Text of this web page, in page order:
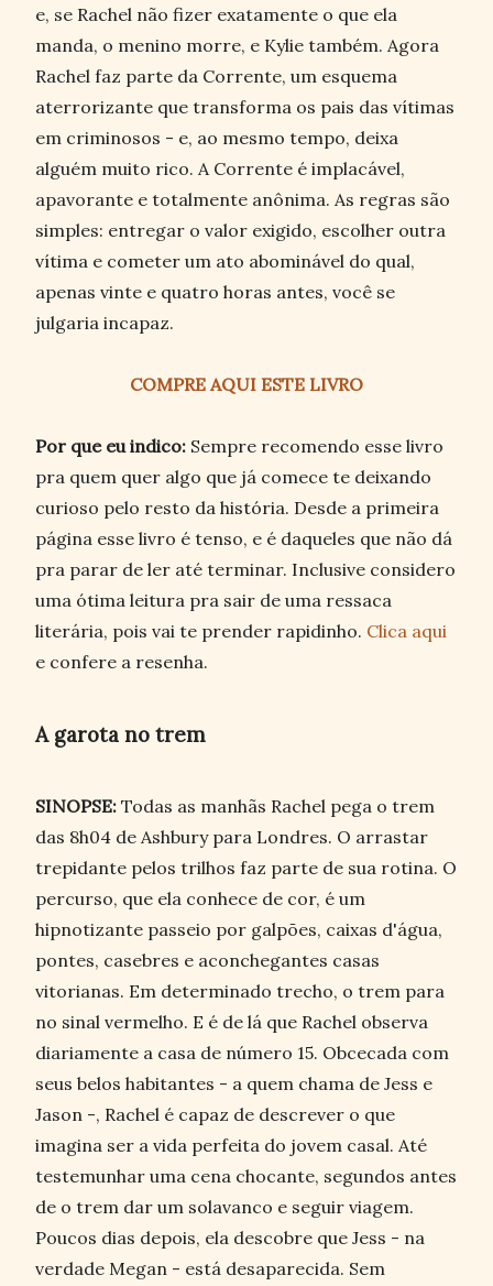
e, se Rachel não fizer exatamente o que ela
manda, o menino morre, e Kylie também. Agora
Rachel faz parte da Corrente, um esquema
aterrorizante que transforma os pais das vítimas
em criminosos - e, ao mesmo tempo, deixa
alguém muito rico. A Corrente é implacável,
apavorante e totalmente anônima. As regras são
simples: entregar o valor exigido, escolher outra
vítima e cometer um ato abominável do qual,
apenas vinte e quatro horas antes, você se
julgaria incapaz.
COMPRE AQUI ESTE LIVRO
Por que eu indico: Sempre recomendo esse livro
pra quem quer algo que já comece te deixando
curioso pelo resto da história. Desde a primeira
página esse livro é tenso, e é daqueles que não dá
pra parar de ler até terminar. Inclusive considero
uma ótima leitura pra sair de uma ressaca
literária, pois vai te prender rapidinho. Clica aqui
e confere a resenha.
A garota no trem
SINOPSE: Todas as manhãs Rachel pega o trem
das 8h04 de Ashbury para Londres. O arrastar
trepidante pelos trilhos faz parte de sua rotina. O
percurso, que ela conhece de cor, é um
hipnotizante passeio por galpões, caixas d'água,
pontes, casebres e aconchegantes casas
vitorianas. Em determinado trecho, o trem para
no sinal vermelho. E é de lá que Rachel observa
diariamente a casa de número 15. Obcecada com
seus belos habitantes - a quem chama de Jess e
Jason -, Rachel é capaz de descrever o que
imagina ser a vida perfeita do jovem casal. Até
testemunhar uma cena chocante, segundos antes
de o trem dar um solavanco e seguir viagem.
Poucos dias depois, ela descobre que Jess - na
verdade Megan - está desaparecida. Sem